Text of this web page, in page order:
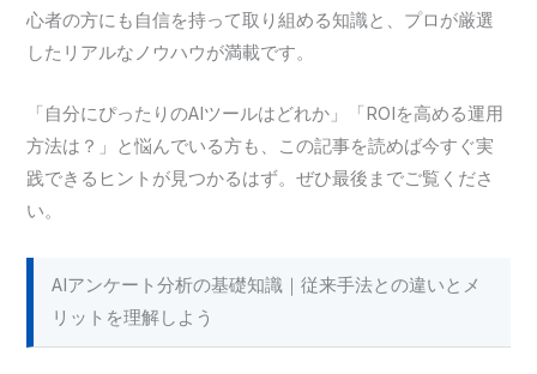
心者の方にも自信を持って取り組める知識と、プロが厳選
したリアルなノウハウが満載です。
「自分にぴったりのAIツールはどれか」「ROIを高める運用
方法は？」と悩んでいる方も、この記事を読めば今すぐ実
践できるヒントが見つかるはず。ぜひ最後までご覧くださ
い。
AIアンケート分析の基礎知識｜従来手法との違いとメ
リットを理解しよう